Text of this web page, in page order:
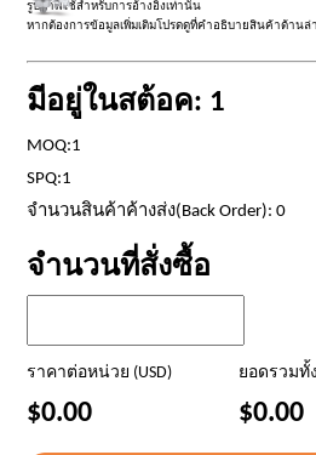
รูปภาพใช้สำหรับการอ้างอิงเท่านั้น
หากต้องการข้อมูลเพิ่มเติมโปรดดูที่คำอธิบายสินค้าด้านล่
มีอยู่ในสต้อค: 1
MOQ:1
SPQ:1
จำนวนสินค้าค้างส่ง(Back Order): 0
จำนวนที่สั่งซื้อ
ราคาต่อหน่วย (USD) ยอดรวมทั้
$0.00 $0.00